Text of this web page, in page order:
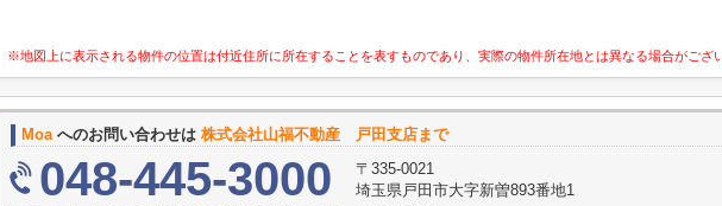
※地図上に表示される物件の位置は付近住所に所在することを表すものであり、実際の物件所在地とは異なる場合がござ
Moaへのお問い合わせは 株式会社山福不動産 戸田支店まで
048-445-3000
〒335-0021
埼玉県戸田市大字新曽893番地1